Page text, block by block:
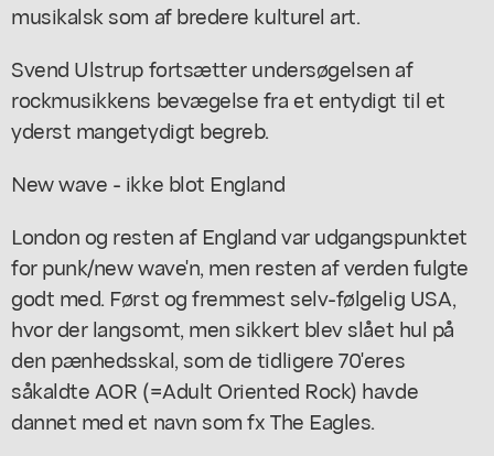
musikalsk som af bredere kulturel art.
Svend Ulstrup fortsætter undersøgelsen af
rockmusikkens bevægelse fra et entydigt til et
yderst mangetydigt begreb.
New wave - ikke blot England
London og resten af England var udgangspunktet
for punk/new wave'n, men resten af verden fulgte
godt med. Først og fremmest selv-følgelig USA,
hvor der langsomt, men sikkert blev slået hul på
den pænhedsskal, som de tidligere 70'eres
såkaldte AOR (=Adult Oriented Rock) havde
dannet med et navn som fx The Eagles.